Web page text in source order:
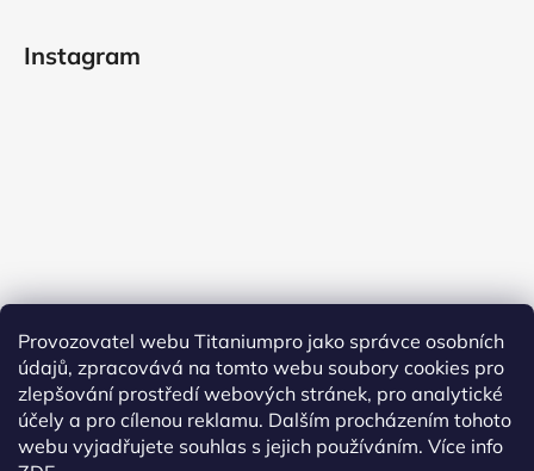
Provozovatel webu Titaniumpro jako správce osobních
údajů, zpracovává na tomto webu soubory cookies pro
zlepšování prostředí webových stránek, pro analytické
účely a pro cílenou reklamu. Dalším procházením tohoto
webu vyjadřujete souhlas s jejich používáním. Více info
Instagram
Sledovat na Instagramu
Facebook